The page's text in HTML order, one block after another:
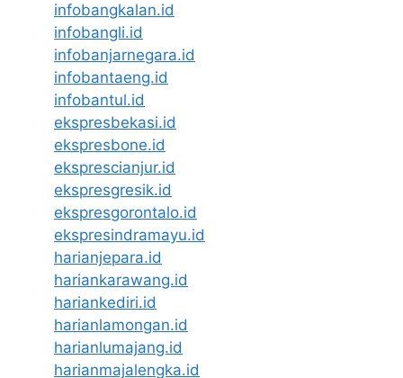
infobangkalan.id
infobangli.id
infobanjarnegara.id
infobantaeng.id
infobantul.id
ekspresbekasi.id
ekspresbone.id
eksprescianjur.id
ekspresgresik.id
ekspresgorontalo.id
ekspresindramayu.id
harianjepara.id
hariankarawang.id
hariankediri.id
harianlamongan.id
harianlumajang.id
harianmajalengka.id